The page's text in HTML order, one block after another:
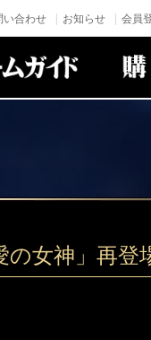
い合わせ お知らせ 会員
の女神」再登